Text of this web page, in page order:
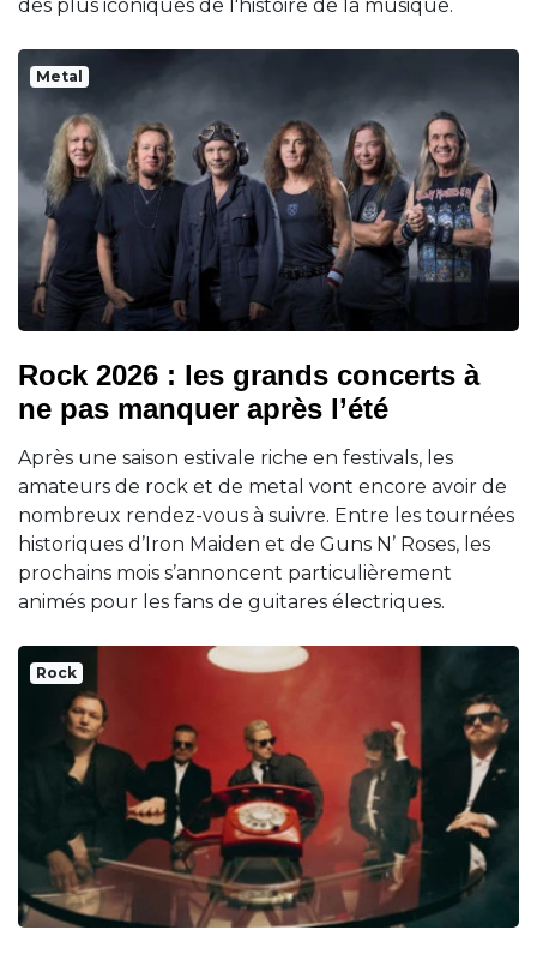
des plus iconiques de l'histoire de la musique.
Metal
Rock 2026 : les grands concerts à
ne pas manquer après l’été
Après une saison estivale riche en festivals, les
amateurs de rock et de metal vont encore avoir de
nombreux rendez-vous à suivre. Entre les tournées
historiques d’Iron Maiden et de Guns N’ Roses, les
prochains mois s’annoncent particulièrement
animés pour les fans de guitares électriques.
Rock